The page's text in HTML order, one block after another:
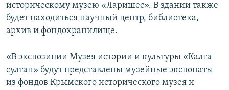
историческому музею «Ларишес». В здании также
будет находиться научный центр, библиотека,
архив и фондохранилище.
«В экспозиции Музея истории и культуры «Калга-
султан» будут представлены музейные экспонаты
из фондов Крымского исторического музея и